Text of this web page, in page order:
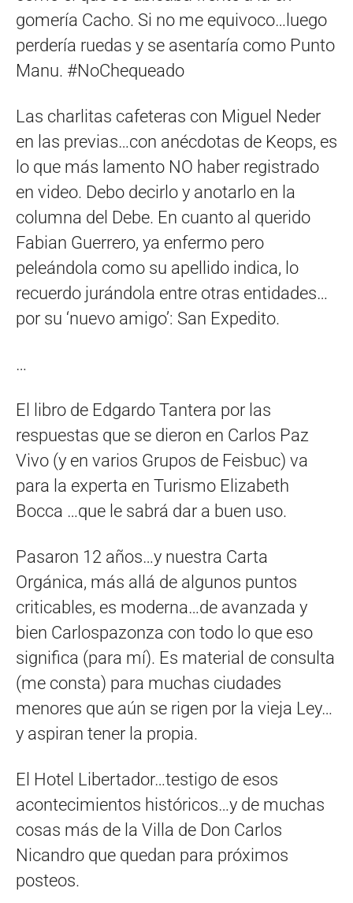
gomería Cacho. Si no me equivoco…luego
perdería ruedas y se asentaría como Punto
Manu. #NoChequeado
Las charlitas cafeteras con Miguel Neder
en las previas…con anécdotas de Keops, es
lo que más lamento NO haber registrado
en video. Debo decirlo y anotarlo en la
columna del Debe. En cuanto al querido
Fabian Guerrero, ya enfermo pero
peleándola como su apellido indica, lo
recuerdo jurándola entre otras entidades…
por su ‘nuevo amigo’: San Expedito.
…
El libro de Edgardo Tantera por las
respuestas que se dieron en Carlos Paz
Vivo (y en varios Grupos de Feisbuc) va
para la experta en Turismo Elizabeth
Bocca …que le sabrá dar a buen uso.
Pasaron 12 años…y nuestra Carta
Orgánica, más allá de algunos puntos
criticables, es moderna…de avanzada y
bien Carlospazonza con todo lo que eso
significa (para mí). Es material de consulta
(me consta) para muchas ciudades
menores que aún se rigen por la vieja Ley…
y aspiran tener la propia.
El Hotel Libertador…testigo de esos
acontecimientos históricos…y de muchas
cosas más de la Villa de Don Carlos
Nicandro que quedan para próximos
posteos.